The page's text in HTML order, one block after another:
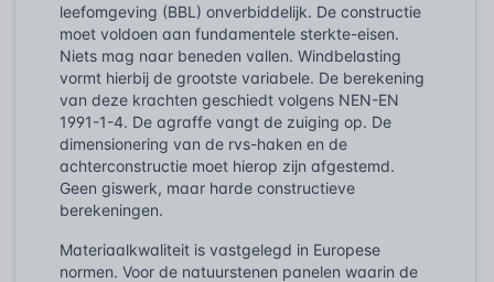
leefomgeving (BBL) onverbiddelijk. De constructie
moet voldoen aan fundamentele sterkte-eisen.
Niets mag naar beneden vallen. Windbelasting
vormt hierbij de grootste variabele. De berekening
van deze krachten geschiedt volgens NEN-EN
1991-1-4. De agraffe vangt de zuiging op. De
dimensionering van de rvs-haken en de
achterconstructie moet hierop zijn afgestemd.
Geen giswerk, maar harde constructieve
berekeningen.
Materiaalkwaliteit is vastgelegd in Europese
normen. Voor de natuurstenen panelen waarin de